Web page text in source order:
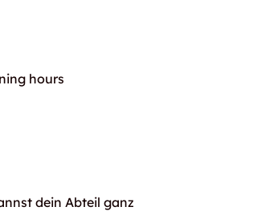
hours
dein Abteil ganz